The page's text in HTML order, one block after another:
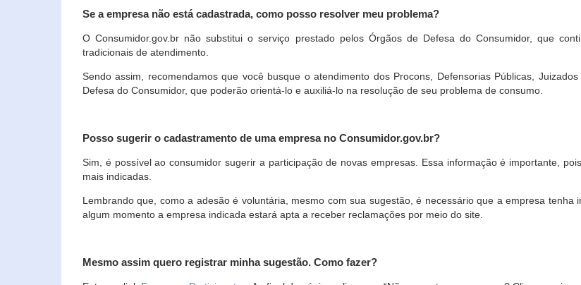
Se a empresa não está cadastrada, como posso resolver meu problema?
O Consumidor.gov.br não substitui o serviço prestado pelos Órgãos de Defesa do Consumidor, que
tradicionais de atendimento.
Sendo assim, recomendamos que você busque o atendimento dos Procons, Defensorias Públicas,
Defesa do Consumidor, que poderão orientá-lo e auxiliá-lo na resolução de seu problema de consumo.
Posso sugerir o cadastramento de uma empresa no Consumidor.gov.br?
Sim, é possível ao consumidor sugerir a participação de novas empresas. Essa informação é importante,
mais indicadas.
Lembrando que, como a adesão é voluntária, mesmo com sua sugestão, é necessário que a empresa
algum momento a empresa indicada estará apta a receber reclamações por meio do site.
Mesmo assim quero registrar minha sugestão. Como fazer?